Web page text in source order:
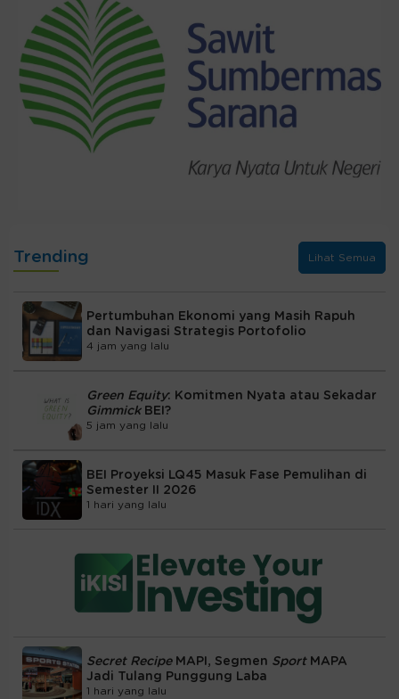
Trending Lihat Semua
Pertumbuhan Ekonomi yang Masih Rapuh
dan Navigasi Strategis Portofolio
4 jam yang lalu
Green Equity: Komitmen Nyata atau Sekadar
Gimmick BEI?
5 jam yang lalu
BEI Proyeksi LQ45 Masuk Fase Pemulihan di
Semester II 2026
1 hari yang lalu
Secret RecipeMAPI, Segmen Sport MAPA
Jadi Tulang Punggung Laba
1 hari yang lalu